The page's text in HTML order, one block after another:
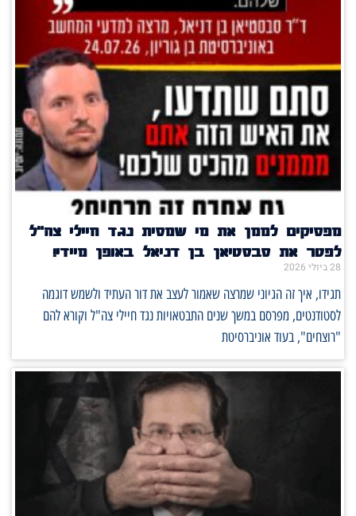
מפסיקים לממן את מי שמסית נגד חיילי צה"ל
לפטר את סבסטיאן בן דניאל באופן מיידי!
28 ביולי 2026
תגידו, איך זה הגיוני שמרצה שאמור לעצב את דור העתיד ולשמש דוגמה
לסטודנטים, מפרסם במשך שנים התבטאויות נגד חיילי צה"ל וקורא להם
"רוצחים", בעוד אוניברסיטת